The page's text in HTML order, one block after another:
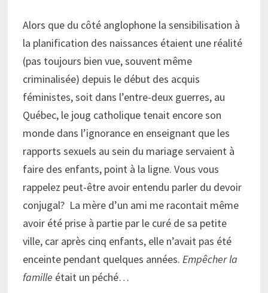
Alors que du côté anglophone la sensibilisation à
la planification des naissances étaient une réalité
(pas toujours bien vue, souvent même
criminalisée) depuis le début des acquis
féministes, soit dans l’entre-deux guerres, au
Québec, le joug catholique tenait encore son
monde dans l’ignorance en enseignant que les
rapports sexuels au sein du mariage servaient à
faire des enfants, point à la ligne. Vous vous
rappelez peut-être avoir entendu parler du devoir
conjugal? La mère d’un ami me racontait même
avoir été prise à partie par le curé de sa petite
ville, car après cinq enfants, elle n’avait pas été
enceinte pendant quelques années. Empêcher la
famille était un péché…